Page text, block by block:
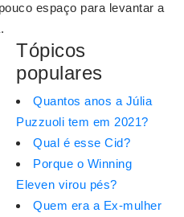
espaço para levantar a
Tópicos
populares
Quantos anos a Júlia
Puzzuoli tem em 2021?
Qual é esse Cid?
Porque o Winning
Eleven virou pés?
Quem era a Ex-mulher